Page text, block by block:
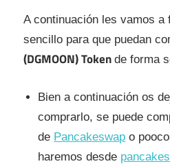
A continuación les vamos a
sencillo para que puedan
(DGMOON) Token de forma
Bien a continuación os
comprarlo, se puede
de Pancakeswap o
haremos desde